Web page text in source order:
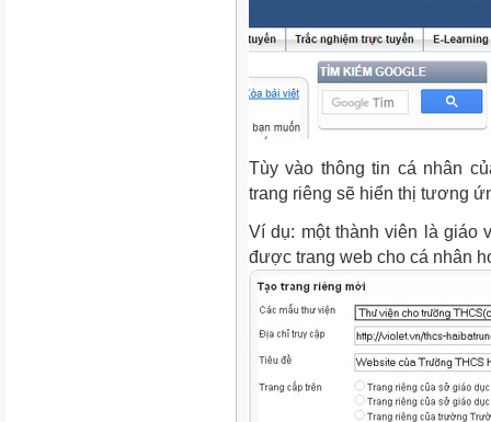
Tùy vào thông tin cá nhân
trang riêng sẽ hiển thị tương
Ví dụ: một thành viên là giáo
được trang web cho cá nhân